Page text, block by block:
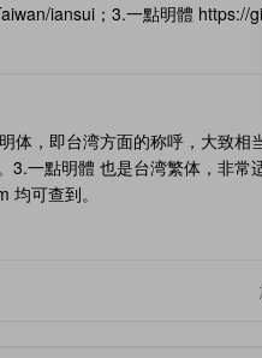
iansui；3.一點明體 https://
体，即台湾方面的称呼，大致
3.一點明體 也是台湾繁体，非常
均可查到。